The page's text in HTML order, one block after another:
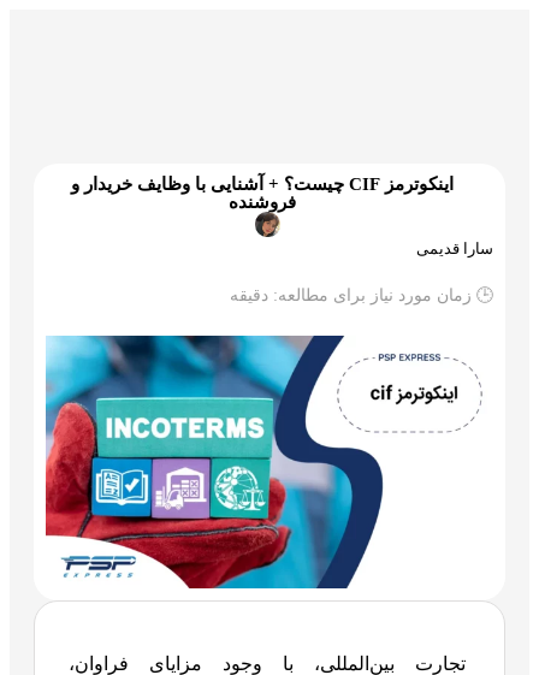
اینکوترمز CIF چیست؟ + آشنایی با وظایف خریدار و
فروشنده
سارا قدیمی
🕒 زمان مورد نیاز برای مطالعه: دقیقه
تجارت بین‌المللی، با وجود مزایای فراوان،